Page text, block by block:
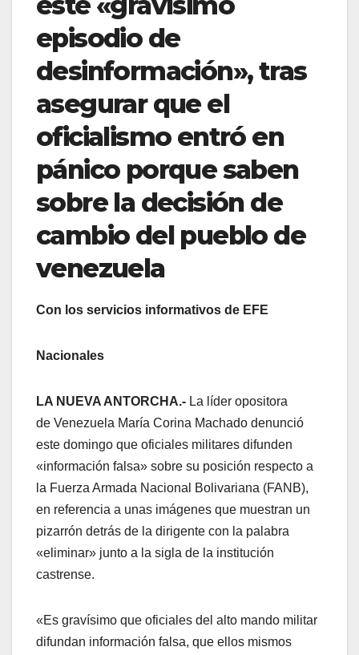
episodio de
desinformación», tras
asegurar que el
oficialismo entró en
pánico porque saben
sobre la decisión de
cambio del pueblo de
venezuela
Con los servicios informativos de EFE
Nacionales
LA NUEVA ANTORCHA.- La líder opositora
de Venezuela María Corina Machado denunció
este domingo que oficiales militares difunden
«información falsa» sobre su posición respecto a
la Fuerza Armada Nacional Bolivariana (FANB),
en referencia a unas imágenes que muestran un
pizarrón detrás de la dirigente con la palabra
«eliminar» junto a la sigla de la institución
castrense.
«Es gravísimo que oficiales del alto mando militar
difundan información falsa, que ellos mismos